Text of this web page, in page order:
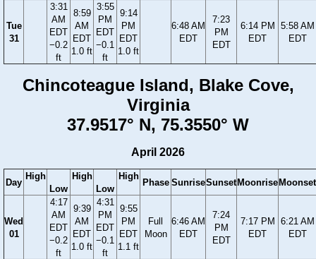
Tue
31
3:31
AM
EDT
−0.2
ft
8:59
AM
EDT
1.0 ft
3:55
PM
EDT
−0.1
ft
9:14
PM
EDT
1.0 ft
6:48 AM
EDT
7:23
PM
EDT
6:14 PM
EDT
5:58 AM
EDT
Chincoteague Island, Blake Cove,
Virginia
37.9517° N, 75.3550° W
April 2026
Day
High
Low
High
Low
High
Phase SunriseSunsetMoonriseMoonset
Wed
01
4:17
AM
EDT
−0.2
ft
9:39
AM
EDT
1.0 ft
4:31
PM
EDT
−0.1
ft
9:55
PM
EDT
1.1 ft
Full
Moon
6:46 AM
EDT
7:24
PM
EDT
7:17 PM
EDT
6:21 AM
EDT